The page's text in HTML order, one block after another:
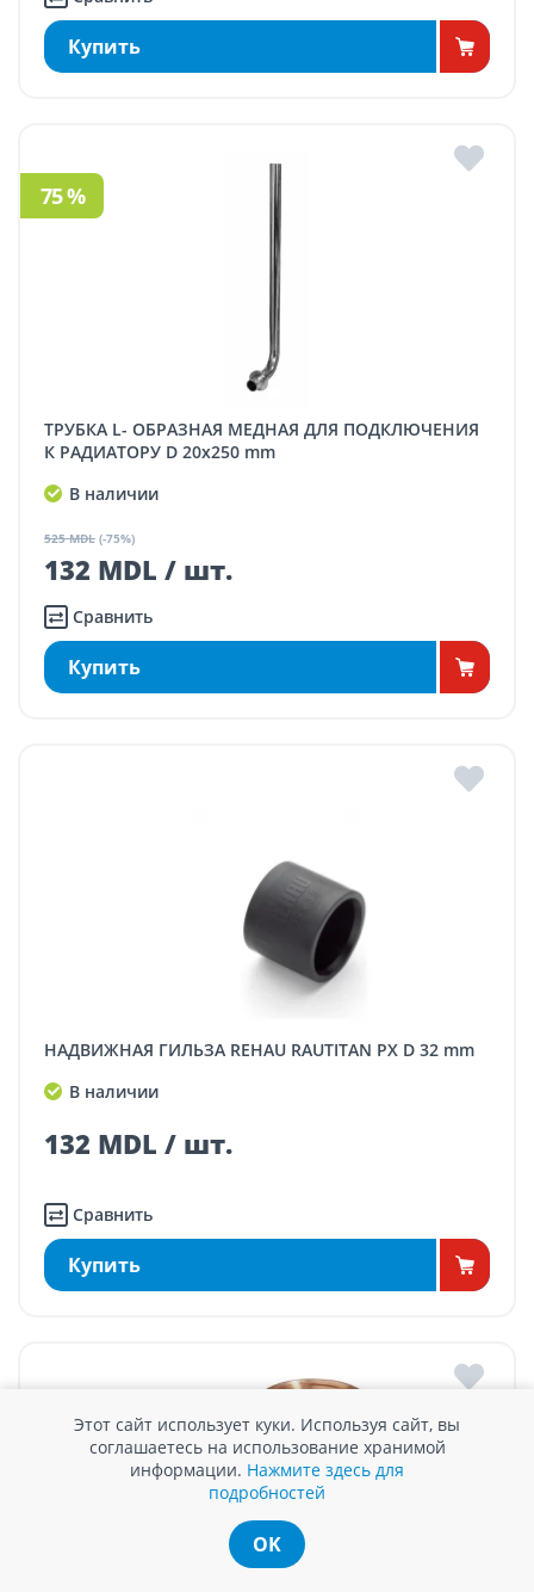
Купить
ТРУБКА L- ОБРАЗНАЯ МЕДНАЯ ДЛЯ ПОДКЛЮЧЕНИЯ
К РАДИАТОРУ D 20x250 mm
В наличии
525 MDL (-75%)
132 MDL / шт.
75 %
Сравнить
Купить
НАДВИЖНАЯ ГИЛЬЗА REHAU RAUTITAN PX D 32 mm
В наличии
132 MDL / шт.
Сравнить
Купить
Этот сайт использует куки. Используя сайт, вы
соглашаетесь на использование хранимой
информации. Нажмите здесь для
подробностей
OK